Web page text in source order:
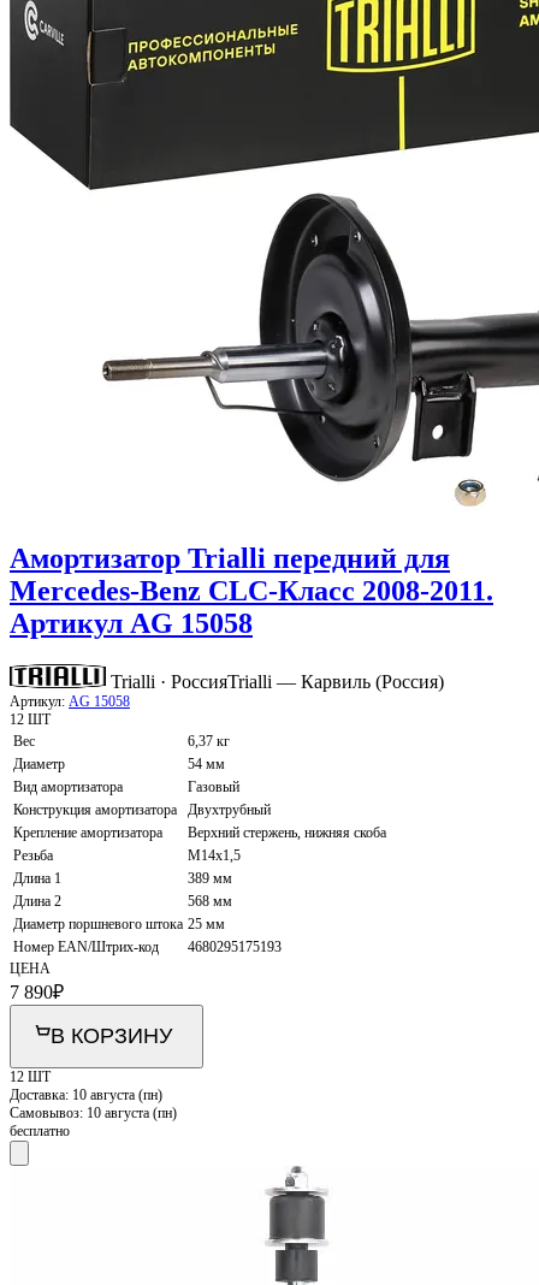
Амортизатор Trialli передний для
Mercedes-Benz CLC-Класс 2008-2011.
Артикул AG 15058
Trialli · РоссияTrialli — Карвиль (Россия)
Артикул: AG 15058
12 ШТ
Вес
6,37 кг
Диаметр
54 мм
Вид амортизатора
Газовый
Конструкция амортизатора
Двухтрубный
Крепление амортизатора
Верхний стержень, нижняя скоба
Резьба
M14x1,5
Длина 1
389 мм
Длина 2
568 мм
Диаметр поршневого штока 25 мм
Номер EAN/Штрих-код
4680295175193
ЦЕНА
7 890₽
В КОРЗИНУ
12 ШТ
Доставка: 10 августа (пн)
Самовывоз: 10 августа (пн)
бесплатно